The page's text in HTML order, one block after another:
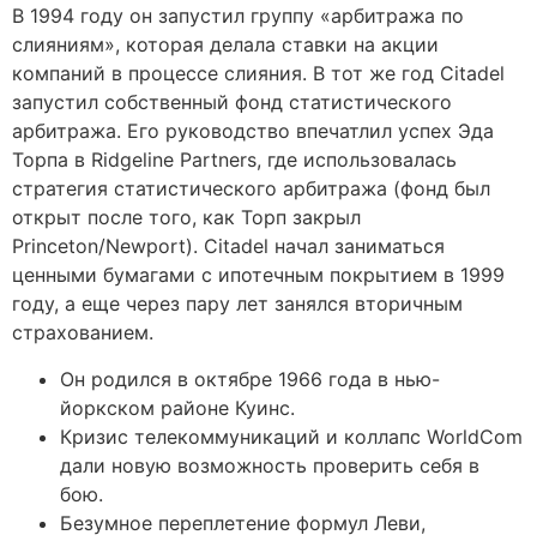
В 1994 году он запустил группу «арбитража по
слияниям», которая делала ставки на акции
компаний в процессе слияния. В тот же год Citadel
запустил собственный фонд статистического
арбитража. Его руководство впечатлил успех Эда
Торпа в Ridgeline Partners, где использовалась
стратегия статистического арбитража (фонд был
открыт после того, как Торп закрыл
Princeton/Newport). Citadel начал заниматься
ценными бумагами с ипотечным покрытием в 1999
году, а еще через пару лет занялся вторичным
страхованием.
Он родился в октябре 1966 года в нью-
йоркском районе Куинс.
Кризис телекоммуникаций и коллапс WorldCom
дали новую возможность проверить себя в
бою.
Безумное переплетение формул Леви,